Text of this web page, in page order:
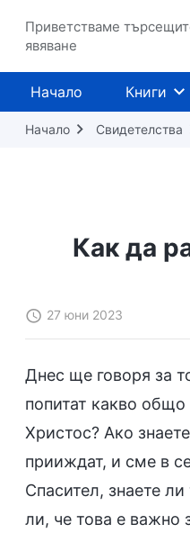
Приветстваме
явяване
Начало Книги
Начало Свидетелства
Как да
27 юни 2023
Днес ще говоря за
попитат какво
Христос? Ако
прииждат, и сме в
Спасител, знаете
ли, че това е важно